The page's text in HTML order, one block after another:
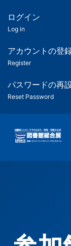
ツ
匿
名
ユ
ー
ー
用
メ
ー
ログイン
Log in
アカウントの登
Register
パスワードの再
Reset Password